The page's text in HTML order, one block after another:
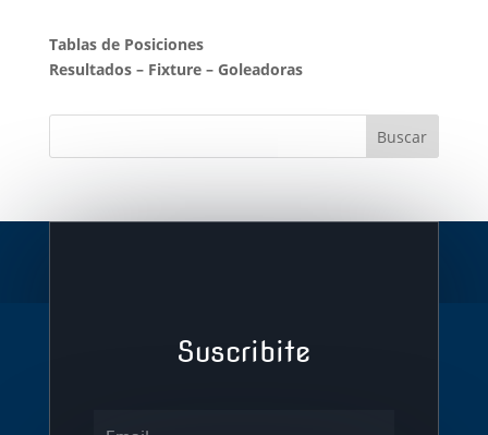
Tablas de Posiciones
Resultados– Fixture– Goleadoras
Suscribite